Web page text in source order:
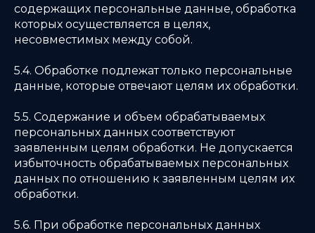
содержащих персональные данные, обработка
которых осуществляется в целях,
несовместимых между собой.
5.4. Обработке подлежат только персональные
данные, которые отвечают целям их обработки.
5.5. Содержание и объем обрабатываемых
персональных данных соответствуют
заявленным целям обработки. Не допускается
избыточность обрабатываемых персональных
данных по отношению к заявленным целям их
обработки.
5.6. При обработке персональных данных